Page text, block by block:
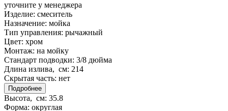
уточните у менеджера
Изделие: смеситель
Назначение: мойка
Тип управления: рычажный
Цвет: хром
Монтаж: на мойку
Стандарт подводки: 3/8 дюйма
Длина излива, см: 214
Скрытая часть: нет
Подробнее
Высота, см: 35.8
Форма: округлая